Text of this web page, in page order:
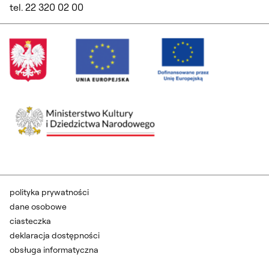
tel. 22 320 02 00
polityka prywatności
dane osobowe
ciasteczka
deklaracja dostępności
obsługa informatyczna